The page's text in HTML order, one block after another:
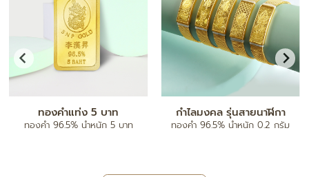
ทองคำแท่ง 5 บาท
ทองคำ 96.5% น้ำหนัก 5 บาท
กำไลมงคล รุ่นสายนาฬิกา
ทองคำ 96.5% น้ำหนัก 0.2 กรัม